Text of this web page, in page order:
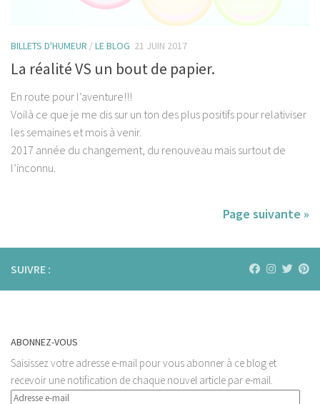
BILLETS D'HUMEUR /LE BLOG 21 JUIN 2017
La réalité VS un bout de papier.
En route pour l’aventure!!!
Voilà ce que je me dis sur un ton des plus positifs pour relativiser
les semaines et mois à venir.
2017 année du changement, du renouveau mais surtout de
l’inconnu.
Page suivante »
SUIVRE :
ABONNEZ-VOUS
Saisissez votre adresse e-mail pour vous abonner à ce blog et
recevoir une notification de chaque nouvel article par e-mail.
Adresse